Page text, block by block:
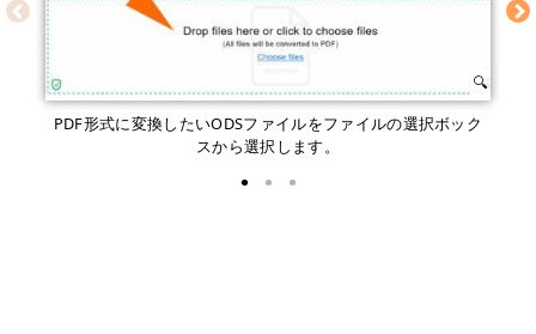
PDF形式に変換したいODSファイルをファイルの選択ボック
スから選択します。